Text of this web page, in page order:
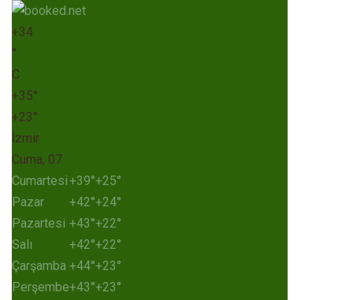
+34
°
C
+35°
+23°
İzmir
Cuma, 07
Cumartesi+39°+25°
Pazar
+42°+24°
Pazartesi +43°+22°
Salı
+42°+22°
Çarşamba +44°+23°
Perşembe+43°+23°